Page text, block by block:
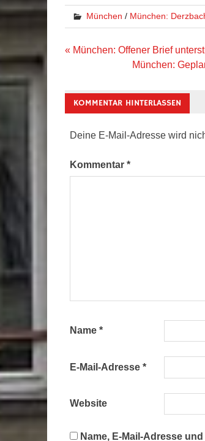
München / München:
« München: Offener Brief
München:
KOMMENTAR HINTERLASSEN
Deine E-Mail-Adresse wird
Kommentar *
Name *
E-Mail-Adresse *
Website
Name, E-Mail-Adresse